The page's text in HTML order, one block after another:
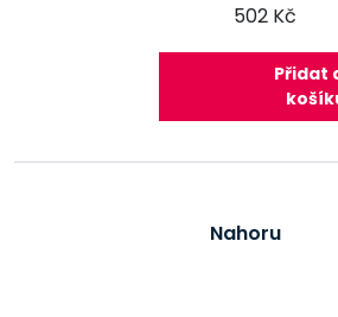
502 Kč
Přidat
Nahoru